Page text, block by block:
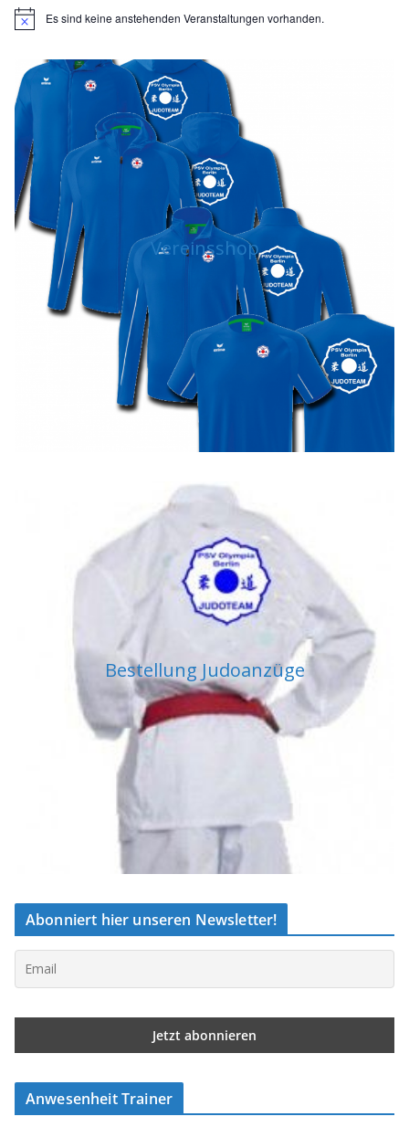
H
e
i
s
Es sind keine anstehenden Veranstaltungen vorhanden.
Vereinsshop
Bestellung Judoanzüge
Abonniert hier unseren Newsletter!
Anwesenheit Trainer